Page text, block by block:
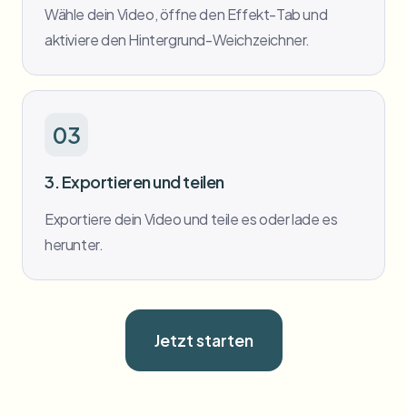
Wähle dein Video, öffne den Effekt-Tab und
aktiviere den Hintergrund-Weichzeichner.
03
3. Exportieren und teilen
Exportiere dein Video und teile es oder lade es
herunter.
Jetzt starten